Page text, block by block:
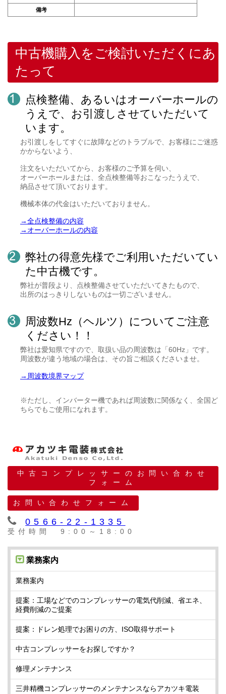
備考
中古機購入をご検討いただくにあ
たって
点検整備、あるいはオーバーホールの
うえで、お引渡しさせていただいて
います。
お引渡しをしてすぐに故障などのトラブルで、お客様にご迷惑
かからないよう、
注文をいただいてから、お客様のご予算を伺い、
オーバーホールまたは、全点検整備等おこなったうえで、
納品させて頂いております。
機械本体の代金はいただいておりません。
→全点検整備の内容
→オーバーホールの内容
弊社の得意先様でご利用いただいてい
た中古機です。
弊社が普段より、点検整備させていただいてきたもので、
出所のはっきりしないものは一切ございません。
周波数Hz（ヘルツ）についてご注意
ください！！
弊社は愛知県ですので、取扱い品の周波数は「60Hz」です。
周波数が違う地域の場合は、その旨ご相談くださいませ。
→周波数境界マップ
※ただし、インバーター機であれば周波数に関係なく、全国ど
ちらでもご使用になれます。
中古コンプレッサーのお問い合わせ
フォーム
お問い合わせフォーム
0566-22-1335
受付時間 9:00～18:00
業務案内
業務案内
提案：工場などでのコンプレッサーの電気代削減、省エネ、
経費削減のご提案
提案：ドレン処理でお困りの方、ISO取得サポート
中古コンプレッサーをお探しですか？
修理メンテナンス
三井精機コンプレッサーのメンテナンスならアカツキ電装